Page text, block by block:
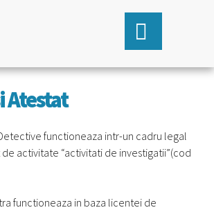
Atestat
functioneaza intr-un cadru legal
activitate “activitati de investigatii”(cod
functioneaza in baza licentei de